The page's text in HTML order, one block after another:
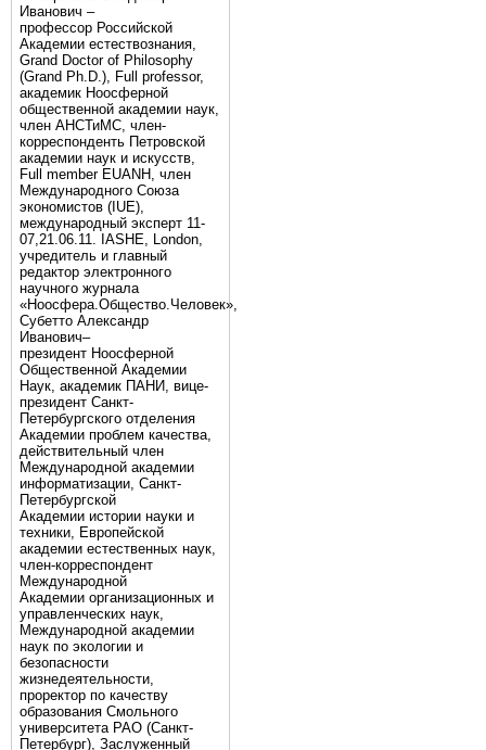
Иванович –
профессор Российской
Академии естествознания,
Grand Doctor of Philosophy
(Grand Ph.D.), Full professor,
академик Ноосферной
общественной академии наук,
член АНСТиМС, член-
корреспонденть Петровской
академии наук и искусств,
Full member EUANH, член
Международного Союза
экономистов (IUE),
международный эксперт 11-
07,21.06.11. IASHE, London,
учредитель и главный
редактор электронного
научного журнала
«Ноосфера.Общество.Человек»,
Субетто Александр
Иванович–
президент Ноосферной
Общественной Академии
Наук, академик ПАНИ, вице-
президент Санкт-
Петербургского отделения
Академии проблем качества,
действительный член
Международной академии
информатизации, Санкт-
Петербургской
Академии истории науки и
техники, Европейской
академии естественных наук,
член-корреспондент
Международной
Академии организационных и
управленческих наук,
Международной академии
наук по экологии и
безопасности
жизнедеятельности,
проректор по качеству
образования Смольного
университета РАО (Санкт-
Петербург), Заслуженный